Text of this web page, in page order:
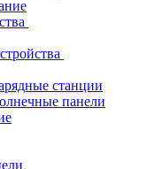
станции
панели